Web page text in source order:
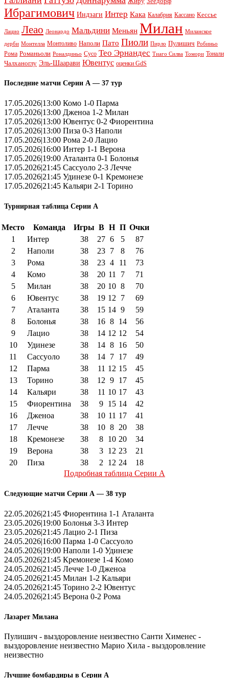
Ибрагимович Индзаги Интер Кака Калабрия Кассано Кессье
Лацио Леао Леонардо Мальдини Меньян Милан Миланское
дерби Монтелла Монтоливо Наполи Пато Пиоли Пирло Пулишич Робиньо
Рома Романьоли Роналдиньо Сусо Тео Эрнандес Тиаго Силва Томори Тонали
Чалханоглу Эль-Шаарави Ювентус оценки GdS
Последние матчи Серии А — 37 тур
17.05.2026|13:00 Комо 1-0 Парма
17.05.2026|13:00 Дженоа 1-2 Милан
17.05.2026|13:00 Ювентус 0-2 Фиорентина
17.05.2026|13:00 Пиза 0-3 Наполи
17.05.2026|13:00 Рома 2-0 Лацио
17.05.2026|16:00 Интер 1-1 Верона
17.05.2026|19:00 Аталанта 0-1 Болонья
17.05.2026|21:45 Сассуоло 2-3 Лечче
17.05.2026|21:45 Удинезе 0-1 Кремонезе
17.05.2026|21:45 Кальяри 2-1 Торино
Турнирная таблица Серии А
Место Команда Игры В Н П Очки
1
Интер 38 27 6 5
87
2
Наполи 38 23 7 8
76
3
Рома 38 23 4 11
73
4
Комо 38 20 11 7
71
5
Милан 38 20 10 8
70
6
Ювентус 38 19 12 7
69
7
Аталанта 38 15 14 9
59
8
Болонья 38 16 8 14
56
9
Лацио 38 14 12 12
54
10
Удинезе 38 14 8 16
50
11
Сассуоло 38 14 7 17
49
12
Парма 38 11 12 15
45
13
Торино 38 12 9 17
45
14
Кальяри 38 11 10 17
43
15
Фиорентина 38 9 15 14
42
16
Дженоа 38 10 11 17
41
17
Лечче 38 10 8 20
38
18
Кремонезе 38 8 10 20
34
19
Верона 38 3 12 23
21
20
Пиза 38 2 12 24
18
Подробная таблица Серии А
Следующие матчи Серии А — 38 тур
22.05.2026|21:45 Фиорентина 1-1 Аталанта
23.05.2026|19:00 Болонья 3-3 Интер
23.05.2026|21:45 Лацио 2-1 Пиза
24.05.2026|16:00 Парма 1-0 Сассуоло
24.05.2026|19:00 Наполи 1-0 Удинезе
24.05.2026|21:45 Кремонезе 1-4 Комо
24.05.2026|21:45 Лечче 1-0 Дженоа
24.05.2026|21:45 Милан 1-2 Кальяри
24.05.2026|21:45 Торино 2-2 Ювентус
24.05.2026|21:45 Верона 0-2 Рома
Лазарет Милана
Пулишич - выздоровление неизвестно Санти Хименес -
выздоровление неизвестно Марио Хила - выздоровление
неизвестно
Лучшие бомбардиры в Серии А